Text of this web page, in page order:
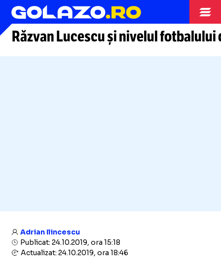
Arhiva fotbal
Răzvan Lucescu și nivelul
Adrian Ilincescu
Publicat: 24.10.2019, ora 15:18
Actualizat: 24.10.2019, ora 18:46